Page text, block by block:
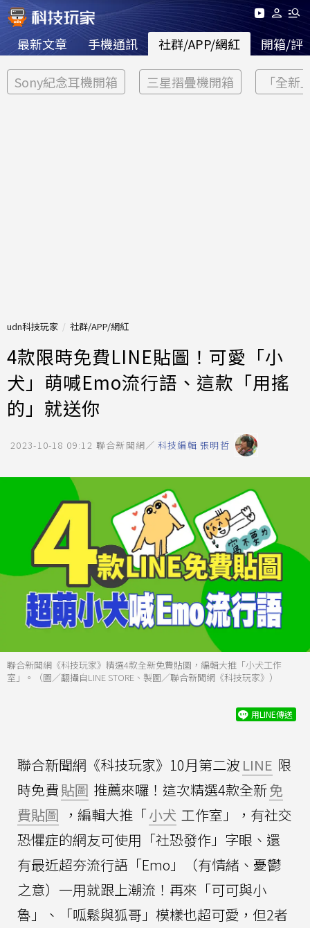
最新文章 手機通訊 社群/APP/網紅 開箱/評
Sony紀念耳機開箱 三星摺疊機開箱 「全新
udn科技玩家 社群/APP/網紅
4款限時免費LINE貼圖！可愛「小
犬」萌喊Emo流行語、這款「用搖
的」就送你
2023-10-18 09:12 聯合新聞網／ 科技編輯 張明哲
聯合新聞網《科技玩家》精選4款全新免費貼圖，編輯大推「小犬工作
室」。（圖／翻攝自LINE STORE、製圖／聯合新聞網《科技玩家》）
用LINE傳送
聯合新聞網《科技玩家》10月第二波 LINE 限
時免費貼圖 推薦來囉！這次精選4款全新免
費貼圖 ，編輯大推「小犬 工作室」，有社交
恐懼症的網友可使用「社恐發作」字眼、還
有最近超夯流行語「Emo」（有情緒、憂鬱
之意）一用就跟上潮流！再來「可可與小
魯」、「呱鬆與狐哥」模樣也超可愛，但2者